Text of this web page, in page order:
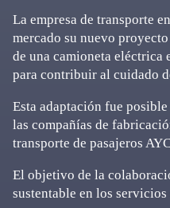
La empresa de transporte
mercado su nuevo
de una camioneta eléctrica
para contribuir al cuidado
Esta adaptación fue
las compañías de
transporte de pasajeros
El objetivo de la
sustentable en los servicios